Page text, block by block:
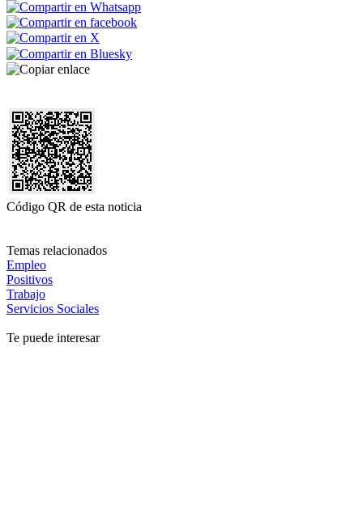
Código QR de esta noticia
Temas relacionados
Empleo
Positivos
Trabajo
Servicios Sociales
Te puede interesar